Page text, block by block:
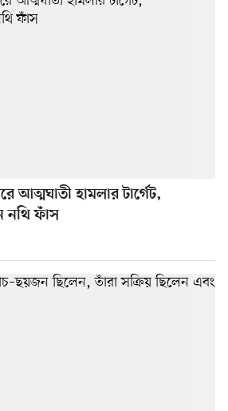
আত্মঘাতী হামলার টার্গেট,
ফাঁস